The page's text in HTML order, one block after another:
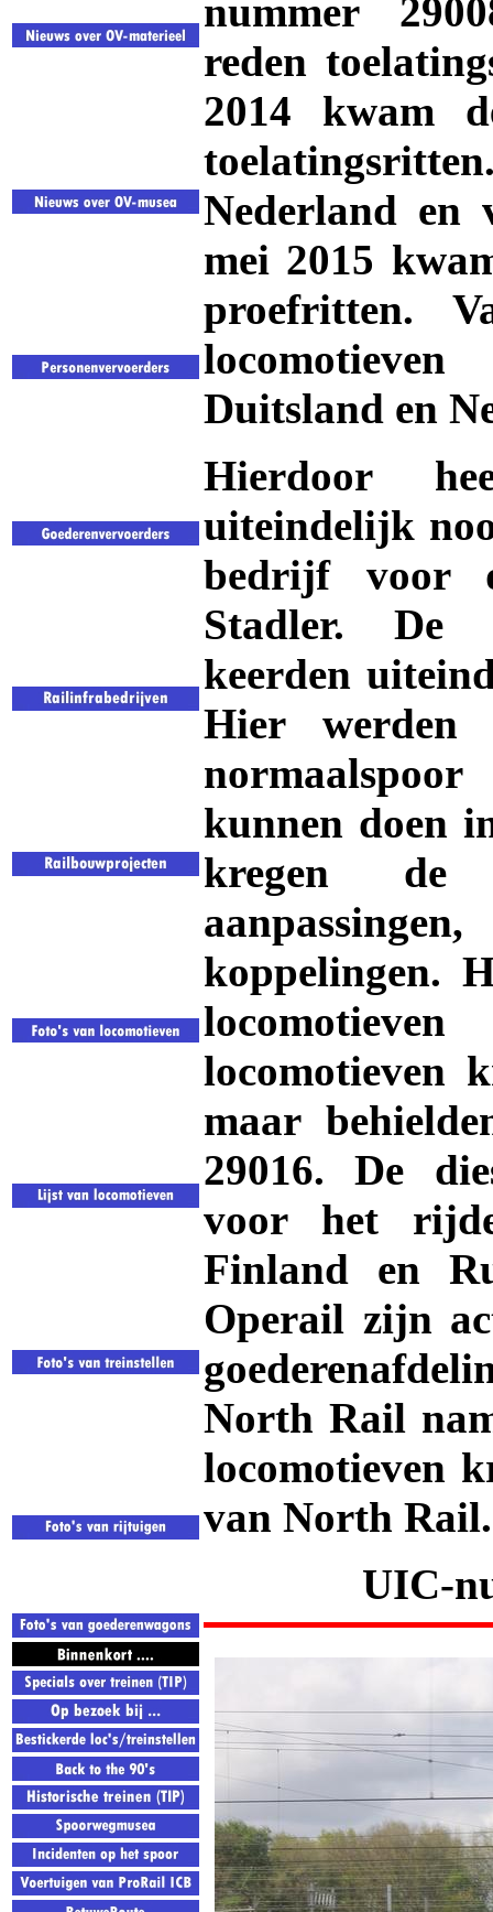
nummer
reden
2014 kwam
Nederland en
mei 2015
proefritten.
Duitsland en
Hierdoor
uiteindelijk
bedrijf voor
Stadler. De
keerden
Hier
kunnen doen
kregen de
koppelingen.
locomotieven
maar
29016. De
voor het
Finland en
Operail zijn
North Rail
locomotieven
van North Rail.
UIC-